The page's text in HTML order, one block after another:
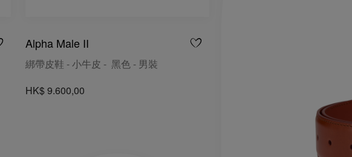
Alpha Male II
綁帶皮鞋 - 小牛皮 - 黑色 - 男裝
HK$ 9.600,00